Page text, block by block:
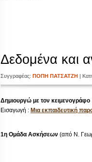
Δεδομένα και
Συγγραφέας: ΠΟΠΗ ΠΑΤΣΑΤΖΗ |
Δημιουργώ με τον κειμενογράφο
Εισαγωγή : Μια εκπαιδευτική
1η Ομάδα Ασκήσεων (από Ν.